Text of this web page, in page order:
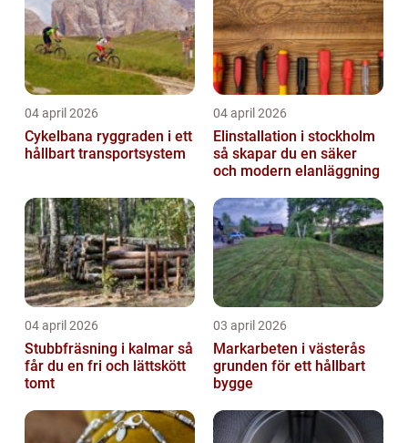
04 april 2026
Cykelbana ryggraden i ett
hållbart transportsystem
04 april 2026
Elinstallation i stockholm
så skapar du en säker
och modern elanläggning
04 april 2026
Stubbfräsning i kalmar så
får du en fri och lättskött
tomt
03 april 2026
Markarbeten i västerås
grunden för ett hållbart
bygge